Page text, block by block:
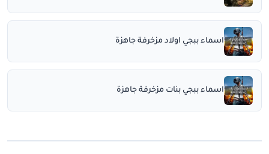
اسماء ببجي اولاد مزخرفة جاهزة
اسماء ببجي بنات مزخرفة جاهزة